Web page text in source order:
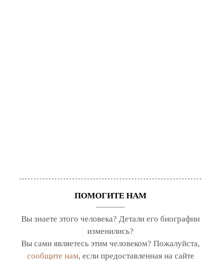
ПОМОГИТЕ НАМ
Вы знаете этого человека? Детали его биографии
изменились?
Вы сами являетесь этим человеком? Пожалуйста,
сообщите нам, если предоставленная на сайте